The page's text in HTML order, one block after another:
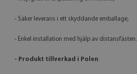
- Säker leverans i ett skyddande emballage,
- Enkel installation med hjälp av distansfästen.
- Produkt tillverkad i Polen